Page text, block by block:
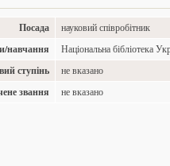
Посада науковий співробітник
навчання Національна бібліотека
ступінь не вказано
звання не вказано